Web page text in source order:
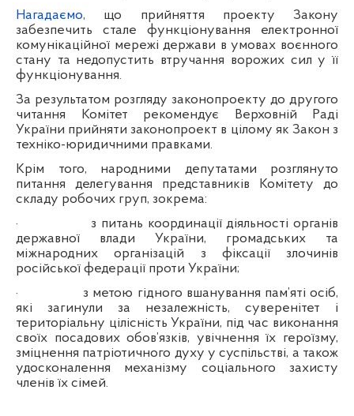
Нагадаємо, що прийняття проекту Закону
забезпечить стале функціонування електронної
комунікаційної мережі держави в умовах воєнного
стану та недопустить втручання ворожих сил у її
функціонування.
За результатом розгляду законопроекту до другого
читання Комітет рекомендує Верховній Раді
України прийняти законопроект в цілому як Закон з
техніко-юридичними правками.
Крім того, народними депутатами розглянуто
питання делегування представників Комітету до
складу робочих груп, зокрема:
·
з питань координації діяльності органів
державної влади України, громадських та
міжнародних організацій з фіксації злочинів
російської федерації проти України;
·
з метою гідного вшанування пам’яті осіб,
які загинули за незалежність, суверенітет і
територіальну цілісність України, під час виконання
своїх посадових обов’язків, увічнення їх героїзму,
зміцнення патріотичного духу у суспільстві, а також
удосконалення механізму соціального захисту
членів їх сімей.